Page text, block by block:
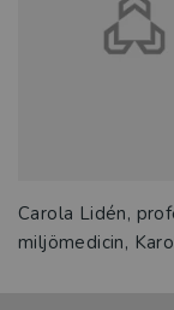
Carola Lidén,
miljömedicin,